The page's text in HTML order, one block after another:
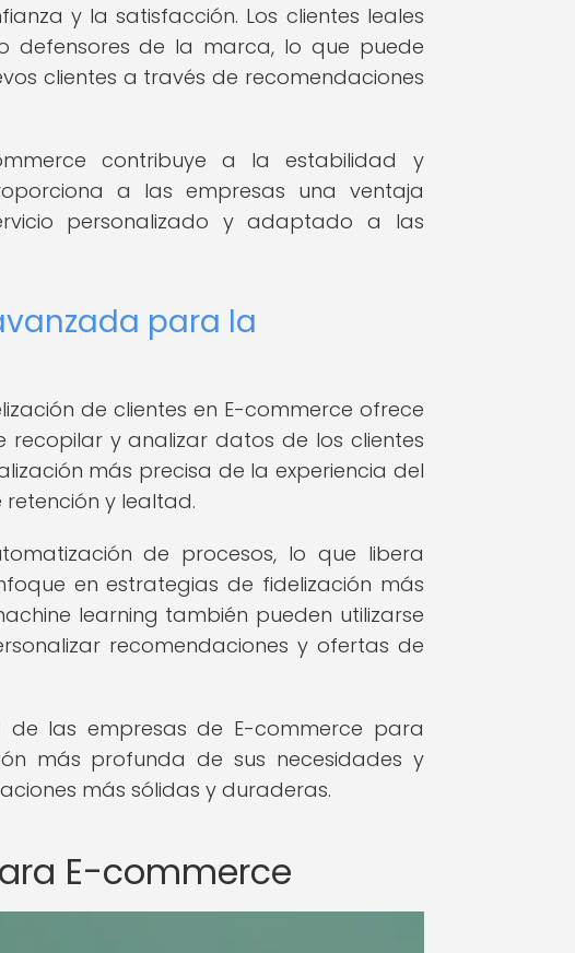
y la satisfacción. Los clientes leales
defensores de la marca, lo que puede
clientes a través de recomendaciones
contribuye a la estabilidad y
a las empresas una ventaja
personalizado y adaptado a las
para la
de clientes en E-commerce ofrece
recopilar y analizar datos de los clientes
más precisa de la experiencia del
y lealtad.
de procesos, lo que libera
en estrategias de fidelización más
learning también pueden utilizarse
recomendaciones y ofertas de
las empresas de E-commerce para
más profunda de sus necesidades y
más sólidas y duraderas.
E-commerce